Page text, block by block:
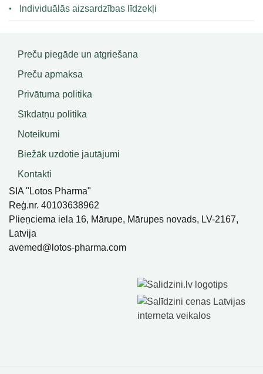
Individuālās aizsardzības līdzekļi
Preču piegāde un atgriešana
Preču apmaksa
Privātuma politika
Sīkdatņu politika
Noteikumi
Biežāk uzdotie jautājumi
Kontakti
SIA "Lotos Pharma"
Reģ.nr. 40103638962
Plieņciema iela 16, Mārupe, Mārupes novads, LV-2167,
Latvija
avemed@lotos-pharma.com